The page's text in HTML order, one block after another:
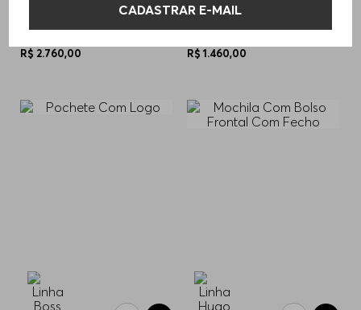
CADASTRAR E-MAIL
R$ 2.760,00 R$ 1.460,00